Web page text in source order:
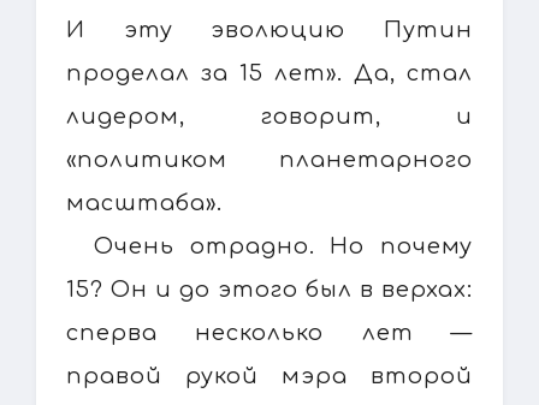
И эту эволюцию Путин
проделал за 15 лет». Да, стал
лидером, говорит, и
«политиком планетарного
масштаба».
Очень отрадно. Но почему
15? Он и до этого был в верхах:
сперва несколько лет —
правой рукой мэра второй